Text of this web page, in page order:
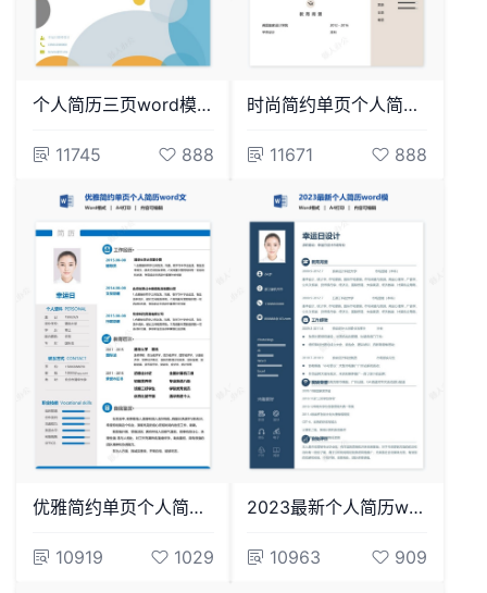
个人简历三页word模板封面自荐信(27)
11745 888
时尚简约单页个人简历word文档(11)
11671 888
优雅简约单页个人简历word文档(3)
10919 1029
2023最新个人简历word模板(10)
10963 909